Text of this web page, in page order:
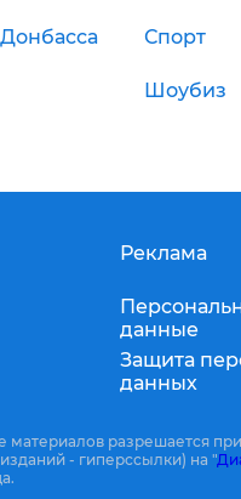
Спорт
Шоубиз
Реклама
данные
Защита
данных
материалов разрешается
- гиперссылки) на "